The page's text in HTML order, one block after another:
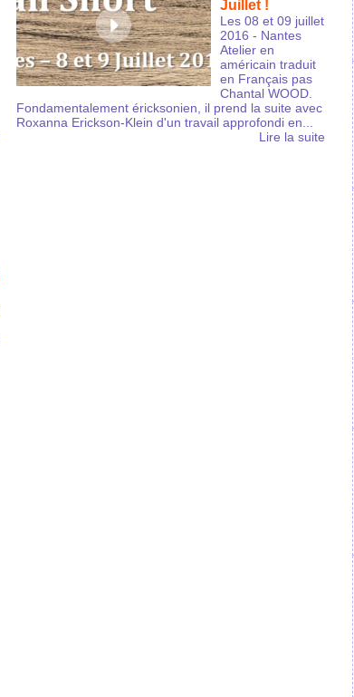
Juillet !
Les 08 et 09 juillet
2016 - Nantes
Atelier en
américain traduit
en Français pas
Chantal WOOD.
Fondamentalement éricksonien, il prend la suite avec
Roxanna Erickson-Klein d'un travail approfondi en...
Lire la suite